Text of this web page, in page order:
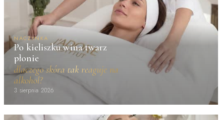
NACZYNKA
Po kieliszku wina twarz
płonie
dlaczego skóra tak reaguje na
alkohol?
3 sierpnia 2026